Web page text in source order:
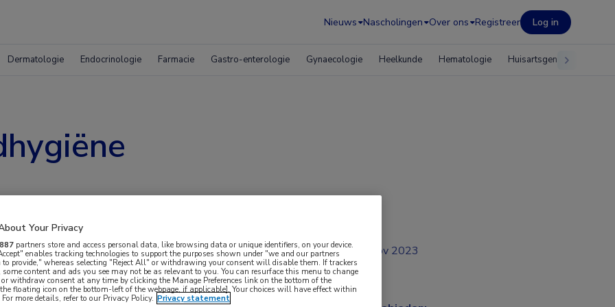
Nieuws Nascholingen Over ons Registreer Log in
Dermatologie Endocrinologie Farmacie Gastro-enterologie Gynaecologie Heelkunde Hematologie Huisartsgeneeskunde
00:00
Gebruik
Omhoog/Omlaag
pijltoetsen
(droge ogen en blefaritis’ in 2023 kwamen
ooglidhygiëne.Daarom hebben wij besloten
nov 2023
Your Privacy
887 partners store and access personal data, like browsing data or unique identifiers, on your device.
enables tracking technologies to support the purposes shown under "we and our partners
to provide," whereas selecting "Reject All" or withdrawing your consent will disable them. If trackers
some content and ads you see may not be as relevant to you. You can resurface this menu to change
or withdraw consent at any time by clicking the Manage Preferences link on the bottom of the
floating icon on the bottom-left of the webpage, if applicable]. Your choices will have effect within
more details, refer to our Privacy Policy. Privacy statement